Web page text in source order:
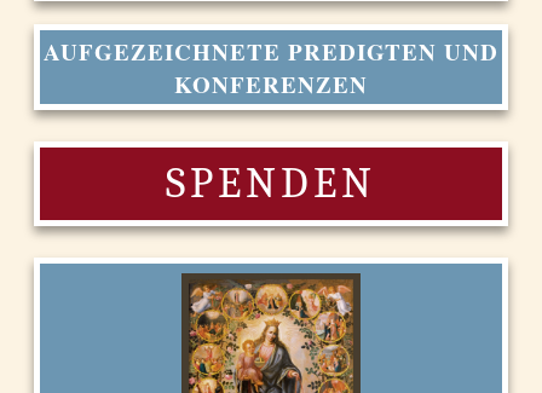
AUFGEZEICHNETE PREDIGTEN UND
KONFERENZEN
SPENDEN